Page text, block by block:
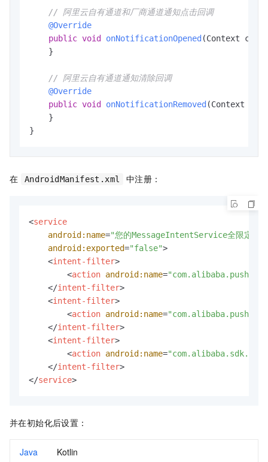
// 阿里云自有通道和厂商通道通知点击回调
@Override
public void onNotificationOpened (Context
    }
// 阿里云自有通道通知清除回调
@Override
public void onNotificationRemoved (Context
    }
}
在 AndroidManifest.xml 中注册：
<service
android:name="您的MessageIntentService全限定类
android:exported="false">
<intent-filter>
<action android:name=
</intent-filter>
<intent-filter>
<action android:name=
</intent-filter>
<intent-filter>
<action android:name=
</intent-filter>
</service>
并在初始化后设置：
Java Kotlin